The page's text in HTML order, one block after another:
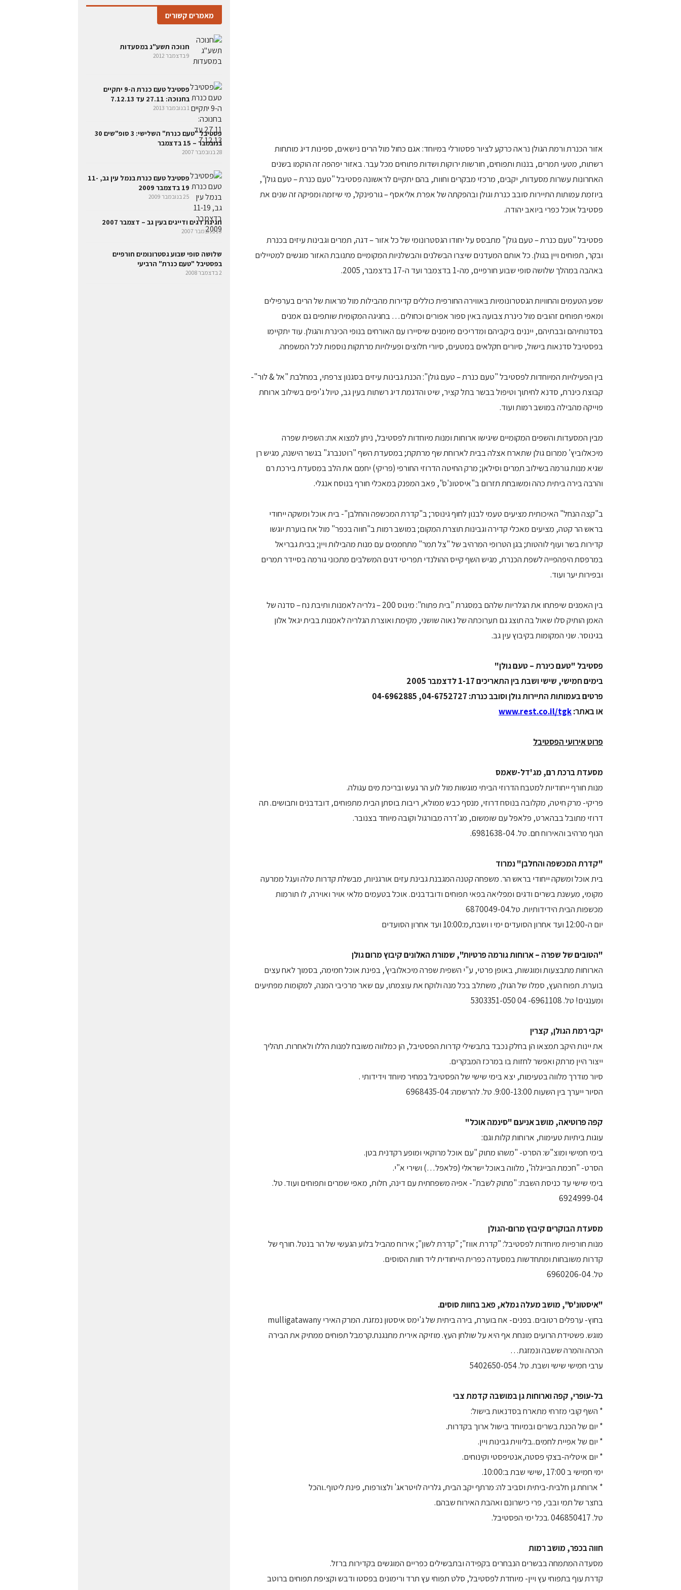
אזור הכנרת ורמת הגולן נראה כרקע לציור פסטורלי במיוחד: אגם כחול מול הרים נישאים, ספינות דיג מותחות
רשתות, מטעי תמרים, בננות ותפוחים, חורשות ירוקות ושדות פתוחים מכל עבר. באזור יפהפה זה הוקמו בשנים
האחרונות עשרות מסעדות, יקבים, מרכזי מבקרים וחוות, בהם יתקיים לראשונה פסטיבל "טעם כנרת – טעם גולן",
ביוזמת עמותות התיירות סובב כנרת וגולן ובהפקתה של אפרת אליאסף – גורפינקל, מי שיזמה ומפיקה זה שנים את
פסטיבל אוכל כפרי ביואב יהודה.
פסטיבל "טעם כנרת – טעם גולן" מתבסס על יחודו הגסטרונומי של כל אזור – דגה, תמרים וגבינות עיזים בכנרת
ובקר, תפוחים ויין בגולן. כל אותם המעדנים שיצרו הבשלנים והבשלניות המקומיים מתנובת האזור מוגשים למטיילים
באהבה במהלך שלושה סופי שבוע חורפיים, מה-1 בדצמבר ועד ה-17 בדצמבר, 2005.
שפע הטעמים והחוויות הגסטרונומיות באווירה החורפית כוללים קדירות מהבילות מול מראות של הרים בערפילים
ומאפי תפוחים זהובים מול כינרת צבועה באין ספור אפורים וכחולים… בחגיגה המקומית שותפים גם אמנים
בסדנותיהם ובבתיהם, ייננים ביקביהם ומדריכים מיומנים שיסיירו עם האורחים בנופי הכינרת והגולן. עוד יתקיימו
בפסטיבל סדנאות בישול, סיורים חקלאים במטעים, סיורי חלוצים ופעילויות מרתקות נוספות לכל המשפחה.
בין הפעילויות המיוחדות לפסטיבל "טעם כנרת – טעם גולן": הכנת גבינות עיזים בסגנון צרפתי, במחלבת "אל & לור"-
קבוצת כינרת, סדנא לחיתוך וטיפול בבשר בתל קציר, שיט והדגמת דיג רשתות בעין גב, טיול ג'יפים בשילוב ארוחת
פוייקה מהבילה במושב רמות ועוד.
מבין המסעדות והשפים המקומיים שיגישו ארוחות ומנות מיוחדות לפסטיבל, ניתן למצוא את: השפית שפרה
מיכאלוביץ' ממרום גולן שתארח אצלה בבית לארוחת שף מרתקת; במסעדת השף "רוטנברג" בגשר הישנה, מגיש רן
שגיא מנות גורמה בשילוב תמרים וסילאן; מרק החיטה הדרוזי החורפי (פריקי) יחמם את הלב במסעדת בירכת רם
והרבה בירה ביתית כהה ומשובחת תזרום ב"איסטונ'ס", פאב המפנק במאכלי חורף בנוסח אנגלי.
ב"קצה הנחל" האיכותית מציעים טעמי לבנון לחוף גינוסר; ב"קדרת המכשפה והחלבן"- בית אוכל ומשקה ייחודי
בראש הר קטה, מציעים מאכלי קדירה וגבינות תוצרת המקום; במושב רמות ב"חווה בכפר" מול אח בוערת יוגשו
קדירות בשר ועוף לוהטות; בגן הטרופי המרהיב של "צל תמר" מתחממים עם מנות מהבילות ויין; בבית גבריאל
במרפסת היפהפייה לשפת הכנרת, מגיש השף קייס ההולנדי תפריטי דגים המשלבים מתכוני גורמה בסיידר תמרים
ובפירות יער ועוד.
בין האמנים שיפתחו את הגלריות שלהם במסגרת "בית פתוח": מינוס 200 – גלריה לאמנות ותיבת נח – סדנה של
האמן הותיק סלו שאול בה תוצג גם תערוכתה של נאוה שושני, מקימת ואוצרת הגלריה לאמנות בבית יגאל אלון
בגינוסר. שני המקומות בקיבוץ עין גב.
פסטיבל "טעם כינרת – טעם גולן"
בימים חמישי, שישי ושבת בין התאריכים 1-17 לדצמבר 2005
פרטים בעמותות התיירות גולן וסובב כנרת: 04-6752727, 04-6962885
או באתר:www.rest.co.il/tgk
פרוט אירועי הפסטיבל
מסעדת ברכת רם, מג'דל-שאמס
מנות חורף ייחודיות למטבח הדרוזי הביתי מוגשות מול לוע הר געש ובריכת מים עגולה.
פריקי- מרק חיטה, מקלובה בנוסח דרוזי, מנסף כבש ממולא, ריבות בוסתן הבית מתפוחים, דובדבנים וחבושים. תה
דרוזי מתובל בבהארט, פלאפל עם שומשום, מג'דרה מבורגול וקובה מיוחד בצנובר.
הנוף מרהיב והאירוח חם. טל. 6981638-04.
"קדרת המכשפה והחלבן" נמרוד
בית אוכל ומשקה ייחודי בראש הר. משפחה קטנה המגבנת גבינת עזים אורגניות, מבשלת קדרות טלה ועגל ממרעה
מקומי, מעשנת בשרים ודגים ומפליאה בפאי תפוחים ודובדבנים. אוכל בטעמים מלאי אויר ואוירה, לו תורמות
מכשפות הבית הידידותיות. טל.6870049-04
יום ה-12:00 ועד אחרון הסועדים ימי ו ושבת,מ:10:00 ועד אחרון הסועדים
"הטובים של שפרה – ארוחות גורמה פרטיות", שמורת האלונים קיבוץ מרום גולן
הארוחות מתבצעות ומוגשות, באופן פרטי, ע"י השפית שפרה מיכאלוביץ', בפינת אוכל חמימה, בסמוך לאח עצים
בוערת. תפוח העץ, סמלו של הגולן, משתלב בכל מנה ולוקח את עוצמתו, עם שאר מרכיבי המנה, למקומות מפתיעים
ומענגים! טל. 6961108- 04 5303351-050
יקבי רמת הגולן, קצרין
את יינות היקב תמצאו הן בחלק נכבד בתבשילי קדרות הפסטיבל, הן כמלווה משובח למנות הללו ולאחרות. תהליך
ייצור היין מרתק ואפשר לחזות בו במרכז המבקרים.
סיור מודרך מלווה בטעימות, יצא בימי שישי של הפסטיבל במחיר מיוחד וידידותי .
הסיור ייערך בין השעות 9:00-13:00. טל. להרשמה: 6968435-04
קפה פרוטיאה, מושב אניעם "סינמה אוכל"
עוגות ביתיות טעימות, ארוחות קלות וגם:
בימי חמישי ומוצ"ש: הסרט- "משהו מתוק "עם אוכל מרוקאי ומופע רקדנית בטן.
הסרט- "חכמת הבייגלה", מלווה באוכל ישראלי (פלאפל…) ושירי א"י.
בימי שישי עד כניסת השבת: "מתוק לשבת"- אפיה משפחתית עם דינה, חלות, מאפי שמרים ותפוחים ועוד. טל.
6924999-04
מסעדת הבוקרים קיבוץ מרום-הגולן
מנות חורפיות מיוחדות לפסטיבל: "קדרת אווז"; "קדרת לשון"; אירוח מהביל בלוע הגעשי של הר בנטל. חורף של
קדרות משובחות ומתחדשות במסעדה כפרית הייחודית ליד חוות הסוסים.
טל. 6960206-04
"איסטונ'ס", מושב מעלה גמלא, פאב בחוות סוסים.
בחוץ- ערפלים רטובים. בפנים- אח בוערת, בירה ביתית של ג'ימס איסטון נמזגת. המרק האירי mulligatawany
מוגש. פשטידת הרועים מונחת אף היא על שולחן העץ. מוזיקה אירית מתנגנת.קרמבל תפוחים ממתיק את הבירה
הכהה והמרה ששבה ונמזגת…
ערבי חמישי שישי ושבת. טל. 5402650-054
בל-עופרי, קפה וארוחות גן במושבה קדמת צבי
* השף קובי מזרחי מתארח בסדנאות בישול:
* יום של הכנת בשרים ובמיוחד בישול ארוך בקדרות.
* יום של אפיית לחמים..בליווית גבינות ויין.
* יום איטליה-בצקי פסטה,אנטיפסטי וקינוחים.
ימי חמישי ב 17:00 ,שישי שבת ב:10:00.
* ארוחת גן חלבית-ביתית וסביב לה: מרתף יקב הבית, גלריה לויטראג' ולצורפות, פינת ליטוף..והכל
בחצר של תמי ובבי, פרי כישרונם ואהבת האירוח שבהם.
טל. 046850417 .בכל ימי הפסטיבל.
חווה בכפר, מושב רמות
מסעדה המתמחה בבשרים הנבחרים בקפידה ובתבשילים כפריים המוגשים בקדירות ברזל.
קדרת עוף בתפוחי עץ ויין- מיוחדת לפסטיבל, סלט תפוחי עץ תרד ורימונים בפסטו ודבש וקציפת תפוחים ברוטב
מאמרים קשורים
חנוכה תשע"ג במסעדות
9 בדצמבר 2012
פסטיבל טעם כנרת ה-9 יתקיים
בחנוכה: 27.11 עד 7.12.13
1 בנובמבר 2013
פסטיבל "טעם כנרת" השלישי: 3 סופ"שים 30
בנובמבר – 15 בדצמבר
28 בנובמבר 2007
פסטיבל טעם כנרת בנמל עין גב, 11-
19 בדצמבר 2009
25 בנובמבר 2009
חגיגת דגים ודייגים בעין גב – דצמבר 2007
15 בנובמבר 2007
שלושה סופי שבוע גסטרונומים חורפיים
בפסטיבל "טעם כנרת" הרביעי
2 בדצמבר 2008